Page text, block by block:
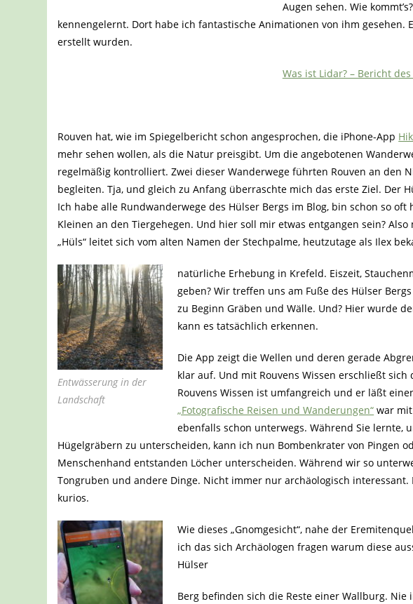
Augen sehen. Wie
kennengelernt. Dort habe ich fantastische Animationen von ihm gesehen.
erstellt wurden.
Was ist Lidar? – Bericht
Rouven hat, wie im Spiegelbericht schon angesprochen, die iPhone-App
mehr sehen wollen, als die Natur preisgibt. Um die angebotenen
regelmäßig kontrolliert. Zwei dieser Wanderwege führten Rouven an den
begleiten. Tja, und gleich zu Anfang überraschte mich das erste Ziel. Der
Ich habe alle Rundwanderwege des Hülser Bergs im Blog, bin schon so
Kleinen an den Tiergehegen. Und hier soll mir etwas entgangen sein?
„Hüls“ leitet sich vom alten Namen der Stechpalme, heutzutage als Ilex
Entwässerung in der
Landschaft
natürliche Erhebung in Krefeld. Eiszeit,
geben? Wir treffen uns am Fuße des Hülser
zu Beginn Gräben und Wälle. Und? Hier wurde
kann es tatsächlich erkennen.
Die App zeigt die Wellen und deren gerade
klar auf. Und mit Rouvens Wissen erschließt
Rouvens Wissen ist umfangreich und er läßt
„Fotografische Reisen und Wanderungen“ war
ebenfalls schon unterwegs. Während Sie lernte,
Hügelgräbern zu unterscheiden, kann ich nun Bombenkrater von Pingen
Menschenhand entstanden Löcher unterscheiden. Während wir so
Tongruben und andere Dinge. Nicht immer nur archäologisch
kurios.
Wie dieses „Gnomgesicht“, nahe der
ich das sich Archäologen fragen warum diese
Hülser
Berg befinden sich die Reste einer Wallburg. Nie